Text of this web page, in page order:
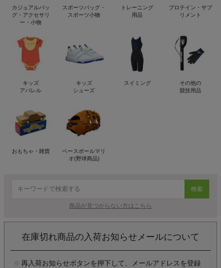
カジュアルバッ
グ・アクセサリ
ー・小物
スポーツバッグ・
スポーツ小物
トレーニング
用品
プロテイン・サプ
リメント
キッズ
アパレル
キッズ
シューズ
スイミング
その他の
競技用品
おもちゃ・雑貨
ベースボールマリ
オ(野球商品)
検索
商品が見つからない方はこちら
在庫切れ商品の入荷お知らせメールについて
再入荷お知らせボタンを押下して、メールアドレスを登録